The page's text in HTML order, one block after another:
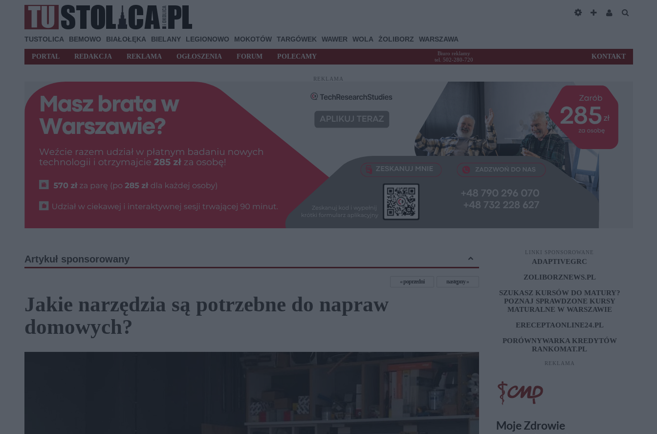
TUSTOLICA BEMOWO BIAŁOŁĘKA BIELANY LEGIONOWO MOKOTÓW TARGÓWEK WAWER WOLA ŻOLIBORZ WARSZAWA
PORTAL REDAKCJA REKLAMA OGŁOSZENIA FORUM POLECAMY
Biuro reklamy
tel. 502-280-720
KONTAKT
REKLAMA
Artykuł sponsorowany
poprzedni następny
Jakie narzędzia są potrzebne do napraw
domowych?
LINKI SPONSOROWANE
ADAPTIVEGRC
ZOLIBORZNEWS.PL
SZUKASZ KURSÓW DO MATURY?
POZNAJ SPRAWDZONE KURSY
MATURALNE W WARSZAWIE
ERECEPTAONLINE24.PL
PORÓWNYWARKA KREDYTÓW
RANKOMAT.PL
REKLAMA